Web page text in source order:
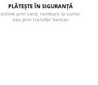
PLĂTEȘTE ÎN SIGURANȚĂ
online prin card, ramburs la curier
sau prin transfer bancar